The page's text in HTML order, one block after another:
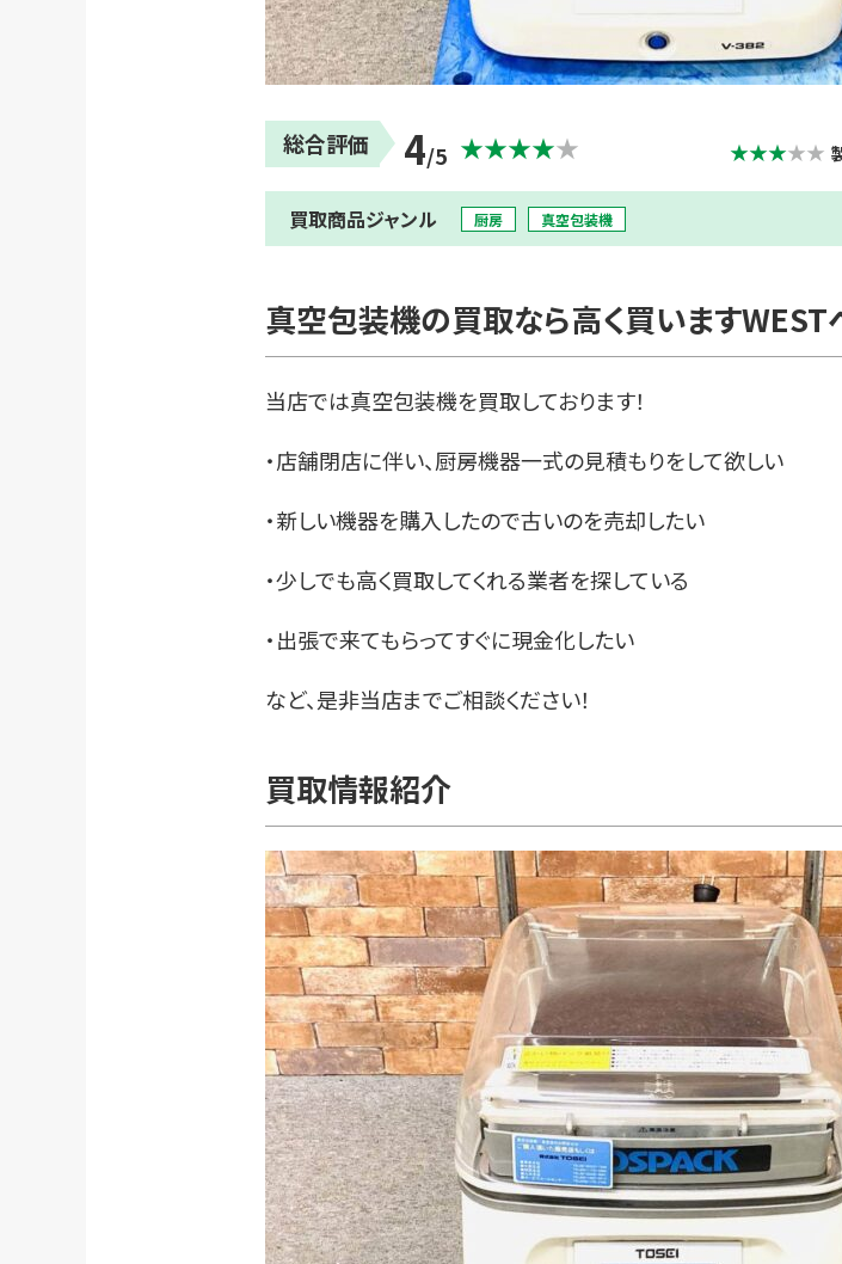
総合評価 4/5 ★★★★★ ★★★★★
買取商品ジャンル 厨房 真空包装機
真空包装機の買取なら高く買いますWEST
当店では真空包装機を買取しております！
・店舗閉店に伴い、厨房機器一式の見積もりをして欲しい
・新しい機器を購入したので古いのを売却したい
・少しでも高く買取してくれる業者を探している
・出張で来てもらってすぐに現金化したい
など、是非当店までご相談ください！
買取情報紹介